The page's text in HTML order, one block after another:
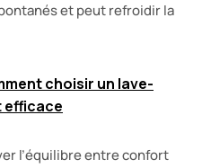
et peut refroidir la
choisir un lave-
efficace
l’équilibre entre confort